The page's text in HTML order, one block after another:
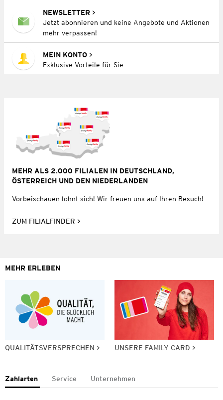
NEWSLETTER
Jetzt abonnieren und keine Angebote und Aktionen
mehr verpassen!
MEIN KONTO
Exklusive Vorteile für Sie
MEHR ALS 2.000 FILIALEN IN DEUTSCHLAND,
ÖSTERREICH UND DEN NIEDERLANDEN
Vorbeischauen lohnt sich! Wir freuen uns auf Ihren Besuch!
ZUM FILIALFINDER
MEHR ERLEBEN
QUALITÄTSVERSPRECHEN UNSERE FAMILY CARD
Zahlarten Service Unternehmen